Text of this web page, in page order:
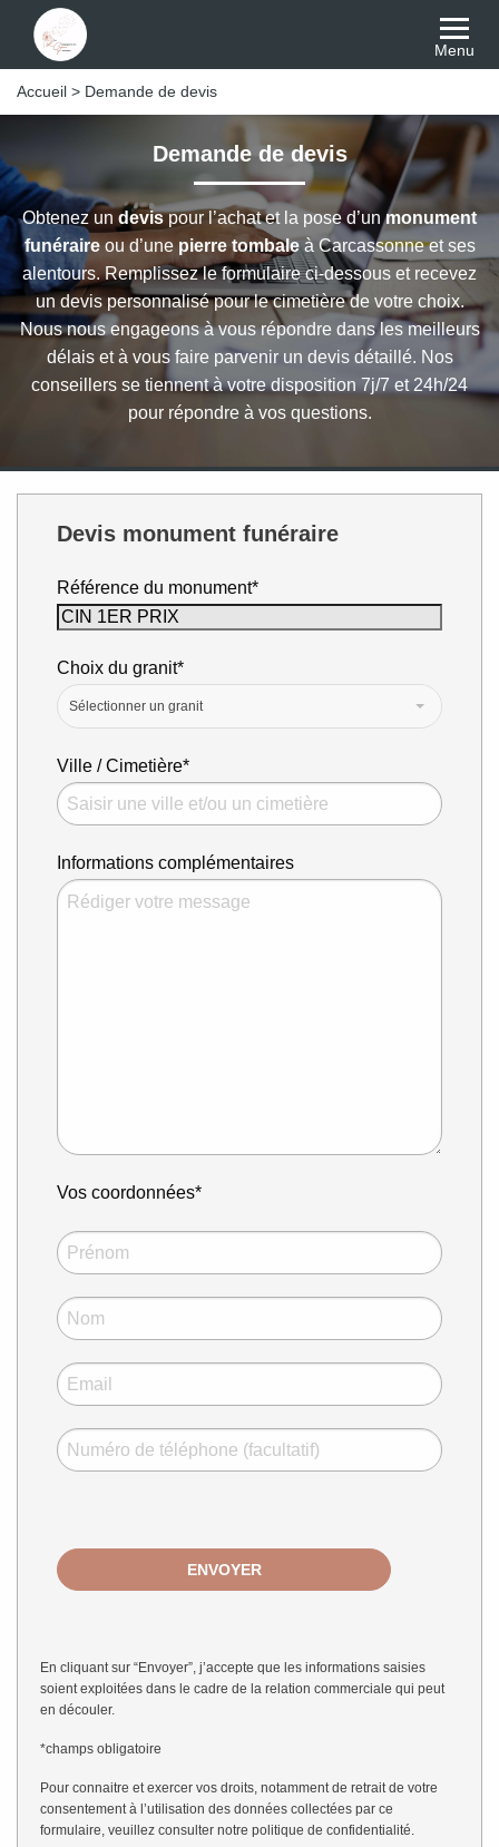
Menu
Accueil > Demande de devis
Demande de devis
Obtenez un devispour l’achat et la pose d’unmonument
funéraireou d’unepierre tombaleà Carcassonne et ses
alentours. Remplissez le formulaire ci-dessous et recevez
un devis personnalisé pour le cimetière de votre choix.
Nous nous engageons à vous répondre dans les meilleurs
délais et à vous faire parvenir un devis détaillé. Nos
conseillers se tiennent à votre disposition 7j/7 et 24h/24
pour répondre à vos questions.
Devis monument funéraire
Référence du monument*
Choix du granit*
Sélectionner un granit
Ville / Cimetière*
Informations complémentaires
Vos coordonnées*
En cliquant sur “Envoyer”, j’accepte que les informations saisies
soient exploitées dans le cadre de la relation commerciale qui peut
en découler.
*champs obligatoire
Pour connaitre et exercer vos droits, notamment de retrait de votre
consentement à l’utilisation des données collectées par ce
formulaire, veuillez consulter notre politique de confidentialité.